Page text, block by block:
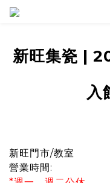
新旺集瓷 |
入
新旺門市/教室
營業時間: